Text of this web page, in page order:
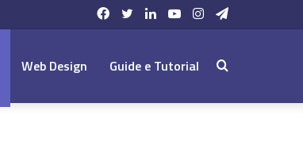
Telegram
Instagram
YouTube
LinkedIn
Twitter
Facebook
Web Design Guide e Tutorial Cerca: